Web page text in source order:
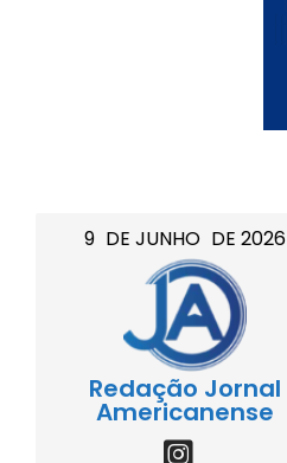
9 DE JUNHO DE 2026
Redação Jornal
Americanense